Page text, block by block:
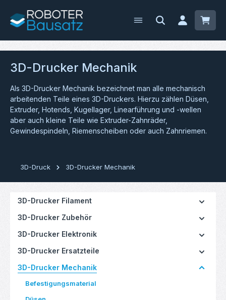
Zum Hauptinhalt springen
3D-Drucker Mechanik
Als 3D-Drucker Mechanik bezeichnet man alle mechanisch
arbeitenden Teile eines 3D-Druckers. Hierzu zählen Düsen,
Extruder, Hotends, Kugellager, Linearführung und -wellen
aber auch kleine Teile wie Extruder-Zahnräder,
Gewindespindeln, Riemenscheiben oder auch Zahnriemen.
3D-Druck 3D-Drucker Mechanik
3D-Drucker Filament
3D-Drucker Zubehör
3D-Drucker Elektronik
3D-Drucker Ersatzteile
3D-Drucker Mechanik
Befestigungsmaterial